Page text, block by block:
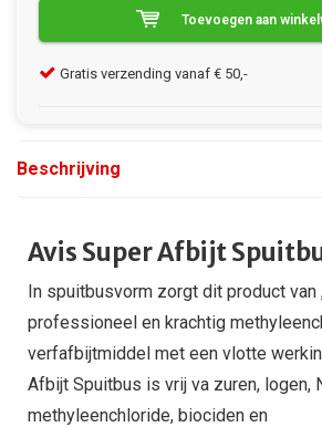
Toevoegen aan
Gratis verzending vanaf € 50,-
Beschrijving
Avis Super Afbijt
In spuitbusvorm zorgt dit product van
professioneel en krachtig
verfafbijtmiddel met een vlotte
Afbijt Spuitbus is vrij va zuren, logen,
methyleenchloride, biociden en